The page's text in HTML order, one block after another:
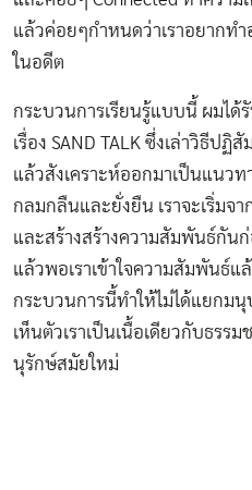
แล้วค่อยๆกำหนดว่าเราอยากท
ในอดีต
กระบวนการเรียนรู้แบบนี้ ผมได้
เรื่อง SAND TALK ซึ่งเล่าวิธีป
แล้วสังเคราะห์ออกมาเป็นแนว
กลมกลืนและยั่งยืน เราจะเริ่มจา
และสร้างสร้างความสัมพันธ์กันก่
แล้วพอเราเข้าใจความสัมพันธ์แ
กระบวนการนี้ทำให้ไม่ได้แยกมนุ
เห็นตัวเราเป็นเนื้อเดียวกับธรร
นุรักษ์สมัยใหม่